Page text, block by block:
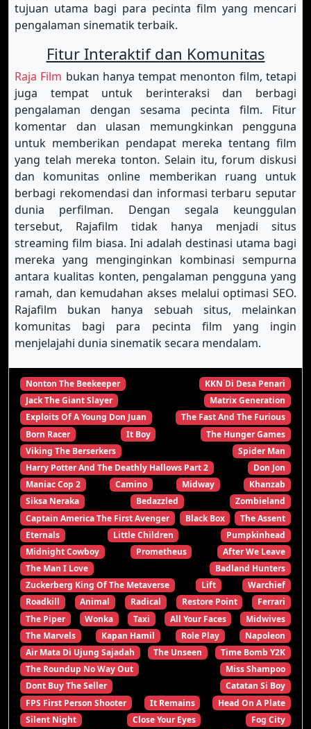
tujuan utama bagi para pecinta film yang mencari
pengalaman sinematik terbaik.
Fitur Interaktif dan Komunitas
Raja Film bukan hanya tempat menonton film, tetapi
juga tempat untuk berinteraksi dan berbagi
pengalaman dengan sesama pecinta film. Fitur
komentar dan ulasan memungkinkan pengguna
untuk memberikan pendapat mereka tentang film
yang telah mereka tonton. Selain itu, forum diskusi
dan komunitas online memberikan ruang untuk
berbagi rekomendasi dan informasi terbaru seputar
dunia perfilman. Dengan segala keunggulan
tersebut, Rajafilm tidak hanya menjadi situs
streaming film biasa. Ini adalah destinasi utama bagi
mereka yang menginginkan kombinasi sempurna
antara kualitas konten, pengalaman pengguna yang
ramah, dan kemudahan akses melalui optimasi SEO.
Rajafilm bukan hanya sebuah situs, melainkan
komunitas bagi para pecinta film yang ingin
menjelajahi dunia sinematik secara mendalam.
Nonton The Beekeeper
KKN Di Desa Penari
Jack The Giant Slayer
Matrix Generation
Exploits Of A Young Don Juan
The Fast And The Furious
Born Racer
It Boy
The Hunger Games
Viking The Berserkers
Spider Man
Harry Potter And The Deathly Hallows Part 2
Don Jon
Maniac Cop 2
Camino Midway
Khanzab
Siksa Neraka
Bedazzled
Zombieland
Captain America The First Avenger
Black Box
The Assent
Eternals
Little Children
Pumpkinhead
Midnight Cowboy
Prometheus
After We Leave
The Man I Love
Badland Hunters
Zuckerberg King Of The Metaverse
Lift
Warchief
Roadkill
Animal Radical Restore Point
Ferrari
The Piper
Wonka Taxi All Your Faces
Midwives
The Marvels
Kapan Hamil Role Play
Napoleon
Air Mata Di Ujung Sajadah
The Unseen
Time Bomb Y2K
The Roundup No Way Out
Miss Shampoo
Dont Buy The Seller
Catatan Si Boy
FPS First Person Shooter
It Remains
Head On A Plate
Silent Night
Close Your Eyes
Fog City